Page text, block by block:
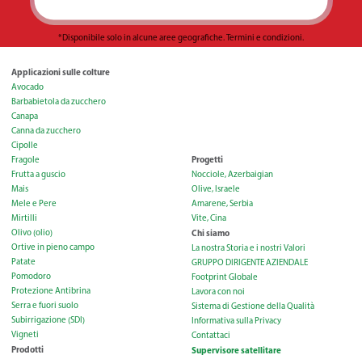
*Disponibile solo in alcune aree geografiche.Termini e condizioni.
Applicazioni sulle colture
Avocado
Barbabietola da zucchero
Canapa
Canna da zucchero
Cipolle
Fragole
Frutta a guscio
Mais
Mele e Pere
Mirtilli
Olivo (olio)
Ortive in pieno campo
Patate
Pomodoro
Protezione Antibrina
Serra e fuori suolo
Subirrigazione (SDI)
Vigneti
Prodotti
Progetti
Nocciole, Azerbaigian
Olive, Israele
Amarene, Serbia
Vite, Cina
Chi siamo
La nostra Storia e i nostri Valori
GRUPPO DIRIGENTE AZIENDALE
Footprint Globale
Lavora con noi
Sistema di Gestione della Qualità
Informativa sulla Privacy
Contattaci
Supervisore satellitare